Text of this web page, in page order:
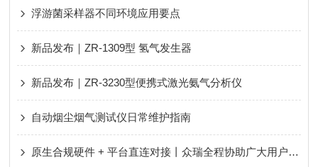
浮游菌采样器不同环境应用要点
新品发布｜ZR-1309型 氢气发生器
新品发布｜ZR-3230型便携式激光氨气分析仪
自动烟尘烟气测试仪日常维护指南
原生合规硬件 + 平台直连对接丨众瑞全程协助广大用户轻松应对新规、顺利通过评审！